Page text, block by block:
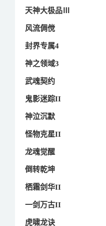
天神大极品Ⅲ
风流倜傥
封界专属4
神之领域3
武魂契约
鬼影迷踪II
神泣沉默
怪物克星II
龙魂觉醒
倒转乾坤
栖霜剑华II
一剑万古II
虎啸龙诀